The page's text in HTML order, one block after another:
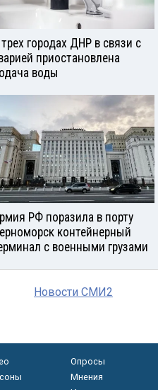
трех городах ДНР в связи с
приостановлена
воды
РФ поразила в порту
контейнерный
с военными грузами
Новости СМИ2
Опросы
Мнения